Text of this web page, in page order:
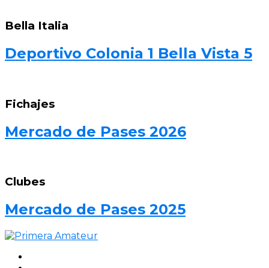
Bella Italia
Deportivo Colonia 1 Bella Vista 5
Fichajes
Mercado de Pases 2026
Clubes
Mercado de Pases 2025